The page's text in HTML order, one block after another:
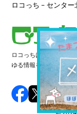
ロコっち – センター
ロコっちは、あなたの
ゆる情報を収集し、日